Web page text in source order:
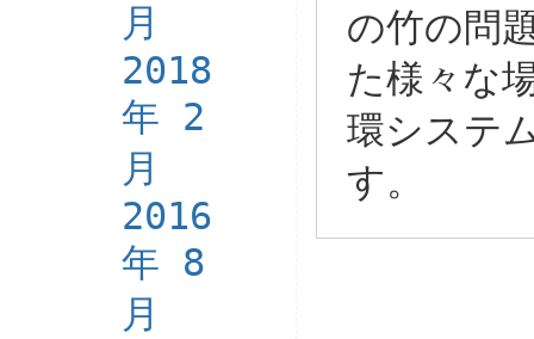
月
2018
年 2
月
2016
年 8
月
の竹の問
た様々な
環システ
す。